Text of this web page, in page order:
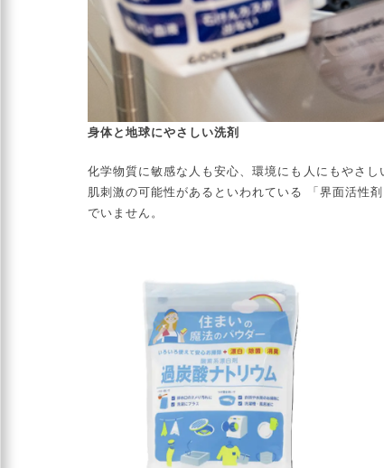
身体と地球にやさしい洗剤
化学物質に敏感な人も安心、環境にも人にもやさし
肌刺激の可能性があるといわれている 「界面活性
でいません。